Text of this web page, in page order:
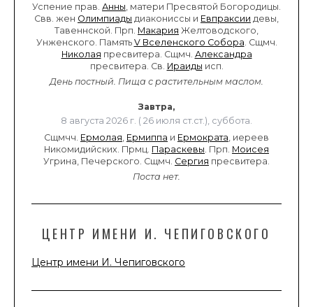
Успение прав. Анны , матери Пресвятой Богородицы.
Свв. жен Олимпиады диакониссы и Евпраксии девы,
Тавеннской. Прп. Макария Желтоводского,
Унженского. Память V Вселенского Собора . Сщмч.
Николая пресвитера. Сщмч. Александра
пресвитера. Св. Ираиды исп.
День постный. Пища с растительным маслом.
Завтра,
8 августа 2026 г. ( 26 июля ст.ст.), суббота.
Сщмчч. Ермолая Ермиппа и Ермократа , иереев
Никомидийских. Прмц. Параскевы . Прп. Моисея
Угрина, Печерского. Сщмч. Сергия пресвитера.
Поста нет.
ЦЕНТР ИМЕНИ И. ЧЕПИГОВСКОГО
Центр имени И. Чепиговского